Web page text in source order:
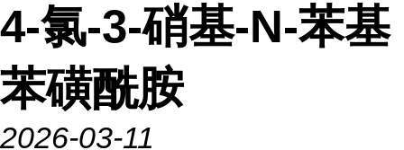
4-氯-3-硝基-N-苯基
苯磺酰胺
2026-03-11